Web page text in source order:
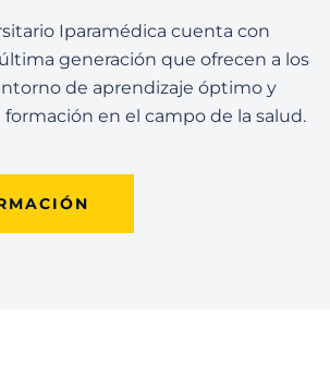
Iparamédica cuenta con
generación que ofrecen a los
de aprendizaje óptimo y
en el campo de la salud.